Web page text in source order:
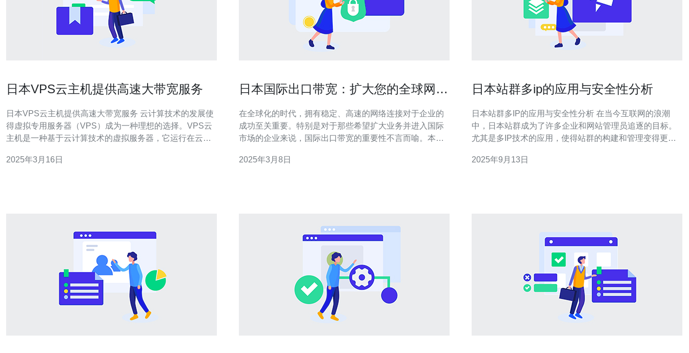
日本VPS云主机提供高速大带宽服务
日本VPS云主机提供高速大带宽服务 云计算技术的发展使
得虚拟专用服务器（VPS）成为一种理想的选择。VPS云
主机是一种基于云计算技术的虚拟服务器，它运行在云平
球科技发达国家之一，拥有先进的云计算基础设施，其
2025年3月16日
日本国际出口带宽：扩大您的全球网络
在全球化的时代，拥有稳定、高速的网络连接对于企业的
成功至关重要。特别是对于那些希望扩大业务并进入国际
市场的企业来说，国际出口带宽的重要性不言而喻。本文
的全球网络连接能力。 作为亚洲最发达的国家之一，日本
2025年3月8日
日本站群多ip的应用与安全性分析
日本站群多IP的应用与安全性分析 在当今互联网的浪潮
中，日本站群成为了许多企业和网站管理员追逐的目标。
尤其是多IP技术的应用，使得站群的构建和管理变得更加
渐显露出来。本文将深入分析日本站群多IP的应用与安全
2025年9月13日